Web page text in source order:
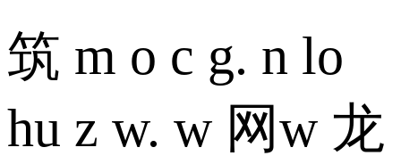
筑 m o c g. n lo
hu z w. w 网w 龙